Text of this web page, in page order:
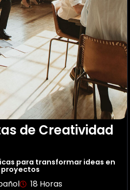
de Creatividad
para transformar ideas en
proyectos
18 Horas